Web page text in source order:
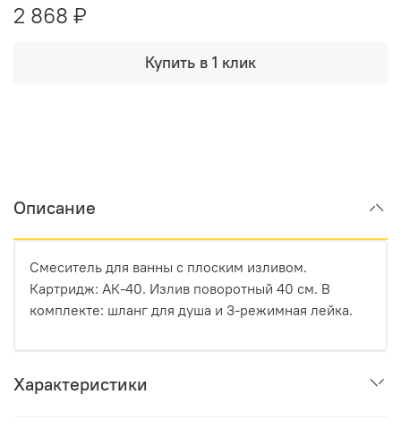
2 868 ₽
Купить в 1 клик
Описание
Смеситель для ванны с плоским изливом.
Картридж: АК-40. Излив поворотный 40 см. В
комплекте: шланг для душа и 3-режимная лейка.
Характеристики